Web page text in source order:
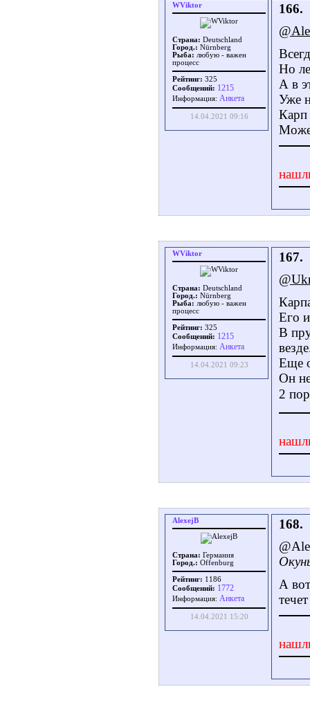
WViktor
Страна: Deutschland
Город.: Nürnberg
Рыба: любую - важен
процесс
Рейтинг: 325
Сообщений: 1215
Информация: Aнкета
14.04.2021 09:16
166.
Но
А в
Уже
Карп
WViktor
Страна: Deutschland
Город.: Nürnberg
Рыба: любую - важен
процесс
Рейтинг: 325
Сообщений: 1215
Информация: Aнкета
14.04.2021 09:23
167.
Его
В
Еще
Он
2
AlexejB
Страна: Германия
Город.: Offenburg
Рейтинг: 1186
Сообщений: 1772
Информация: Aнкета
14.04.2021 15:20
168.
А